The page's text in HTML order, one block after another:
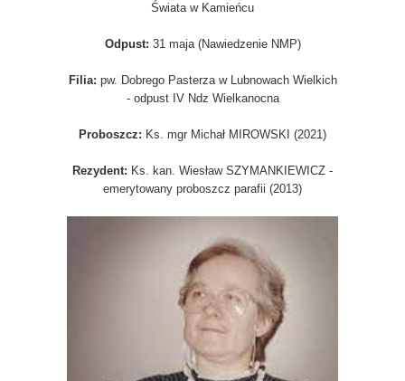
Świata w Kamieńcu
Odpust: 31 maja (Nawiedzenie NMP)
Filia: pw. Dobrego Pasterza w Lubnowach Wielkich
- odpust IV Ndz Wielkanocna
Proboszcz: Ks. mgr Michał MIROWSKI (2021)
Rezydent: Ks. kan. Wiesław SZYMANKIEWICZ -
emerytowany proboszcz parafii (2013)